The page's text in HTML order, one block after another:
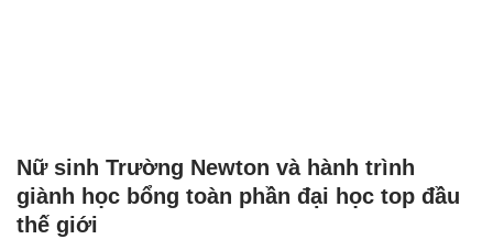
Nữ sinh Trường Newton và hành trình
giành học bổng toàn phần đại học top đầu
thế giới